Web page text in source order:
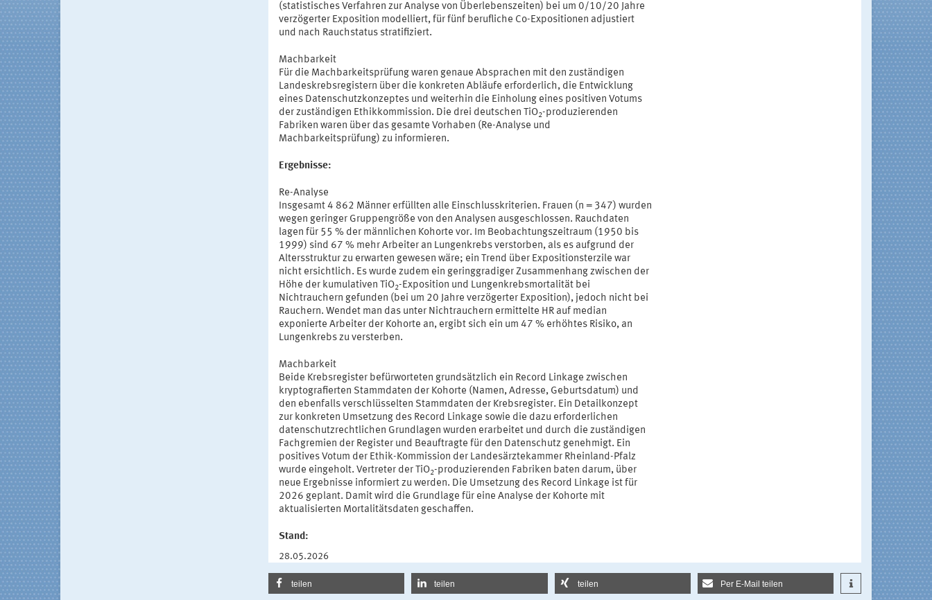
(statistisches Verfahren zur Analyse von Überlebenszeiten) bei um 0/10/20 Jahre
verzögerter Exposition modelliert, für fünf berufliche Co-Expositionen adjustiert
und nach Rauchstatus stratifiziert.
Machbarkeit
Für die Machbarkeitsprüfung waren genaue Absprachen mit den zuständigen
Landeskrebsregistern über die konkreten Abläufe erforderlich, die Entwicklung
eines Datenschutzkonzeptes und weiterhin die Einholung eines positiven Votums
der zuständigen Ethikkommission. Die drei deutschen TiO2-produzierenden
Fabriken waren über das gesamte Vorhaben (Re-Analyse und
Machbarkeitsprüfung) zu informieren.
Ergebnisse:
Re-Analyse
Insgesamt 4 862 Männer erfüllten alle Einschlusskriterien. Frauen (n = 347) wurden
wegen geringer Gruppengröße von den Analysen ausgeschlossen. Rauchdaten
lagen für 55 % der männlichen Kohorte vor. Im Beobachtungszeitraum (1950 bis
1999) sind 67 % mehr Arbeiter an Lungenkrebs verstorben, als es aufgrund der
Altersstruktur zu erwarten gewesen wäre; ein Trend über Expositionsterzile war
nicht ersichtlich. Es wurde zudem ein geringgradiger Zusammenhang zwischen der
Höhe der kumulativen TiO2-Exposition und Lungenkrebsmortalität bei
Nichtrauchern gefunden (bei um 20 Jahre verzögerter Exposition), jedoch nicht bei
Rauchern. Wendet man das unter Nichtrauchern ermittelte HR auf median
exponierte Arbeiter der Kohorte an, ergibt sich ein um 47 % erhöhtes Risiko, an
Lungenkrebs zu versterben.
Machbarkeit
Beide Krebsregister befürworteten grundsätzlich ein Record Linkage zwischen
kryptografierten Stammdaten der Kohorte (Namen, Adresse, Geburtsdatum) und
den ebenfalls verschlüsselten Stammdaten der Krebsregister. Ein Detailkonzept
zur konkreten Umsetzung des Record Linkage sowie die dazu erforderlichen
datenschutzrechtlichen Grundlagen wurden erarbeitet und durch die zuständigen
Fachgremien der Register und Beauftragte für den Datenschutz genehmigt. Ein
positives Votum der Ethik-Kommission der Landesärztekammer Rheinland-Pfalz
wurde eingeholt. Vertreter der TiO2-produzierenden Fabriken baten darum, über
neue Ergebnisse informiert zu werden. Die Umsetzung des Record Linkage ist für
2026 geplant. Damit wird die Grundlage für eine Analyse der Kohorte mit
aktualisierten Mortalitätsdaten geschaffen.
Stand:
28.05.2026
teilen teilen teilen Per E-Mail teilen